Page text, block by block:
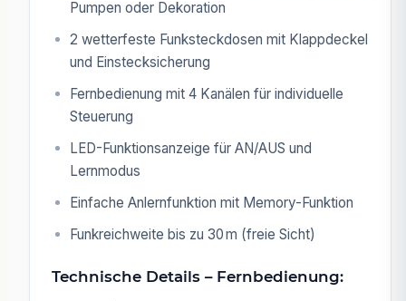
Pumpen oder Dekoration
2 wetterfeste Funksteckdosen mit Klappdeckel
und Einstecksicherung
Fernbedienung mit 4 Kanälen für individuelle
Steuerung
LED-Funktionsanzeige für AN/AUS und
Lernmodus
Einfache Anlernfunktion mit Memory-Funktion
Funkreichweite bis zu 30 m (freie Sicht)
Technische Details – Fernbedienung: